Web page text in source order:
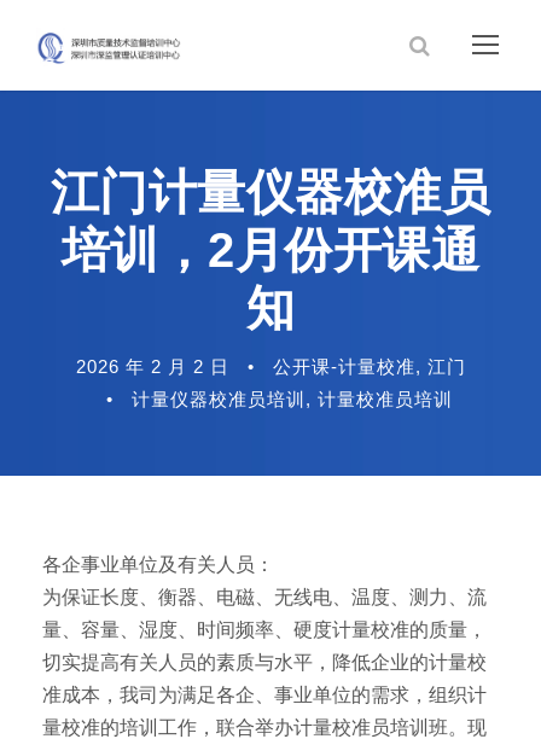
江门计量仪器校准员
培训，2月份开课通
知
2026 年 2 月 2 日 • 公开课-计量校准, 江门
•
计量仪器校准员培训 , 计量校准员培训
各企事业单位及有关人员：
为保证长度、衡器、电磁、无线电、温度、测力、流
量、容量、湿度、时间频率、硬度计量校准的质量，
切实提高有关人员的素质与水平，降低企业的计量校
准成本，我司为满足各企、事业单位的需求，组织计
量校准的培训工作，联合举办计量校准员培训班。现